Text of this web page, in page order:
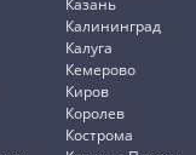
Казань
Калининград
Калуга
Кемерово
Киров
Королев
Кострома